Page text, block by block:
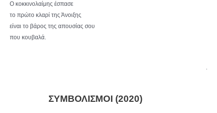
Ο κοκκινολαίμης έσπασε
το πρώτο κλαρί της Άνοιξης
είναι το βάρος της απουσίας σου
που κουβαλά.
.
ΣΥΜΒΟΛΙΣΜΟΙ (2020)